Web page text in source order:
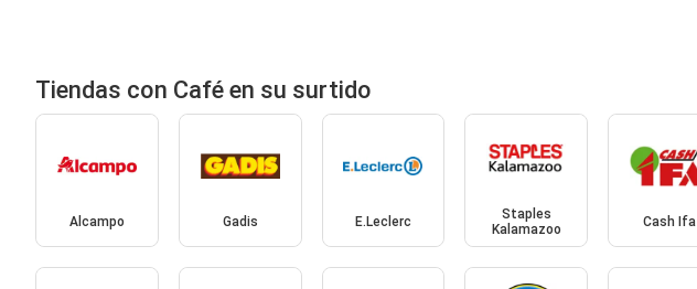
Tiendas con Café en su surtido
Alcampo Gadis E.Leclerc
Staples
Kalamazoo
Cash Ifa